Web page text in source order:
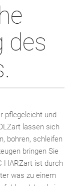
des
pflegeleicht und
lassen sich
bohren, schleifen
bringen Sie
HARZart ist durch
was zu einem